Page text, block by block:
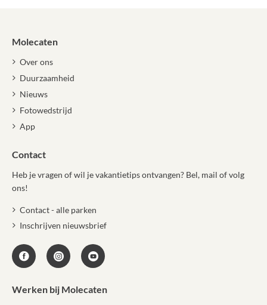
Molecaten
Over ons
Duurzaamheid
Nieuws
Fotowedstrijd
App
Contact
Heb je vragen of wil je vakantietips ontvangen? Bel, mail of volg
ons!
Contact - alle parken
Inschrijven nieuwsbrief
Werken bij Molecaten